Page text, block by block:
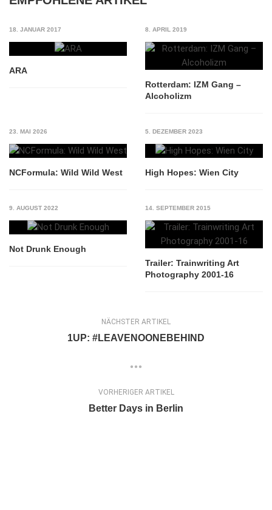
18. JANUAR 2017
ARA
8. APRIL 2019
Rotterdam: IZM Gang –
Alcoholizm
23. MAI 2026
NCFormula: Wild Wild West
5. DEZEMBER 2023
High Hopes: Wien City
9. AUGUST 2022
Not Drunk Enough
14. SEPTEMBER 2015
Trailer: Trainwriting Art
Photography 2001-16
NÄCHSTER ARTIKEL
1UP: #LEAVENOONEBEHIND
VORHERIGER ARTIKEL
Better Days in Berlin